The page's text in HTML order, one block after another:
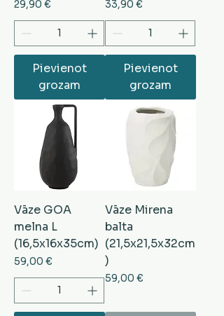
Cena
29,90 €
Pievienot
grozam
Cena
33,90 €
Pievienot
grozam
Vāze GOA
melna L
(16,5x16x35cm)
Cena
59,00 €
Vāze Mirena
balta
(21,5x21,5x32cm
)
Cena
59,00 €